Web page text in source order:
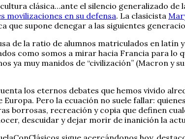
clásica…ante el silencio generalizado de
movilizaciones en su defensa. La clasicista
supone denegar a las siguientes
de la ratio de alumnos matriculados en
como somos a mirar hacia Francia para lo
ya muy manidos de “civilización” (Macron y
los eternos debates que hemos vivido
Pero la ecuación no suele fallar:
borrosas, recreación y copia que definen
descuidar y dejar morir de inanición la